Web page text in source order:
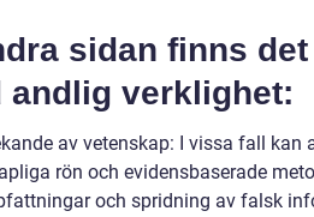
sidan finns
andlig verklighet:
av vetenskap: I vissa fall kan
rön och evidensbaserade
och spridning av falsk